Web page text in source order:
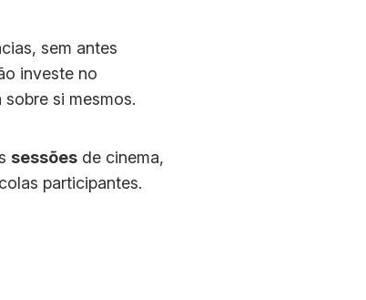
sem antes
investe no
si mesmos.
sessões de cinema,
participantes.